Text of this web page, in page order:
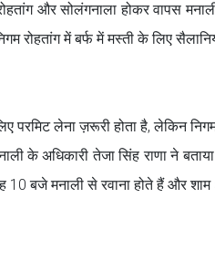
और सोलंगनाला होकर वापस
रोहतांग में बर्फ में मस्ती के लिए
परमिट लेना ज़रूरी होता है, लेकिन
के अधिकारी तेजा सिंह राणा ने
10 बजे मनाली से रवाना होते हैं और